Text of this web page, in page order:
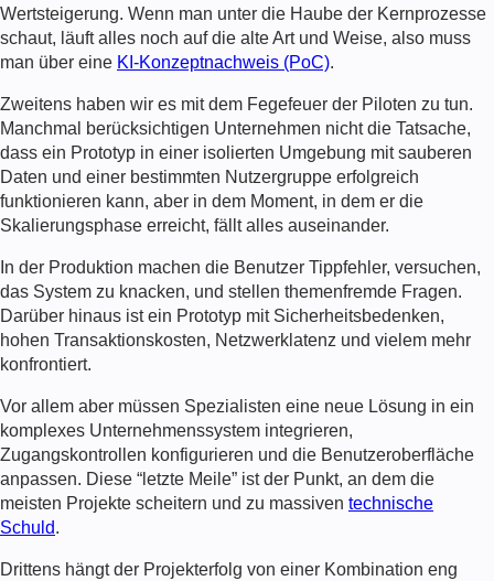
Wertsteigerung. Wenn man unter die Haube der Kernprozesse
schaut, läuft alles noch auf die alte Art und Weise, also muss
man über eine KI-Konzeptnachweis (PoC).
Zweitens haben wir es mit dem Fegefeuer der Piloten zu tun.
Manchmal berücksichtigen Unternehmen nicht die Tatsache,
dass ein Prototyp in einer isolierten Umgebung mit sauberen
Daten und einer bestimmten Nutzergruppe erfolgreich
funktionieren kann, aber in dem Moment, in dem er die
Skalierungsphase erreicht, fällt alles auseinander.
In der Produktion machen die Benutzer Tippfehler, versuchen,
das System zu knacken, und stellen themenfremde Fragen.
Darüber hinaus ist ein Prototyp mit Sicherheitsbedenken,
hohen Transaktionskosten, Netzwerklatenz und vielem mehr
konfrontiert.
Vor allem aber müssen Spezialisten eine neue Lösung in ein
komplexes Unternehmenssystem integrieren,
Zugangskontrollen konfigurieren und die Benutzeroberfläche
anpassen. Diese “letzte Meile” ist der Punkt, an dem die
meisten Projekte scheitern und zu massiven technische
Schuld.
Drittens hängt der Projekterfolg von einer Kombination eng